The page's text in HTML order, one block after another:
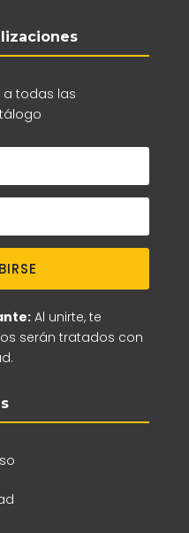
todas las
Al unirte, te
serán tratados con